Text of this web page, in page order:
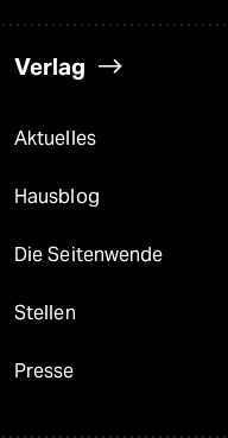
Verlag
Aktuelles
Hausblog
Die Seitenwende
Stellen
Presse